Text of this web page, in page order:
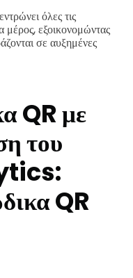
όλες τις
μέρος, εξοικονομώντας
σε αυξημένες
QR με
του
QR